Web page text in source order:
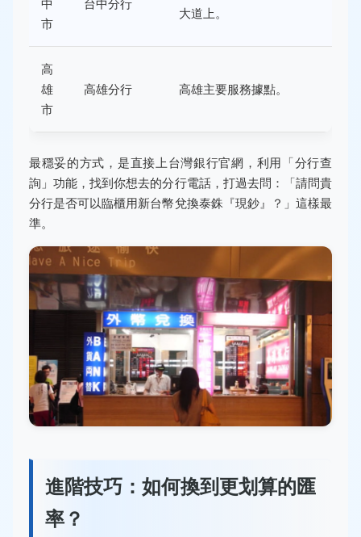
市
大道上。
高
雄
市
高雄分行 高雄主要服務據點。
最穩妥的方式，是直接上台灣銀行官網，利用「分行查
詢」功能，找到你想去的分行電話，打過去問：「請問貴
分行是否可以臨櫃用新台幣兌換泰銖『現鈔』？」這樣最
準。
進階技巧：如何換到更划算的匯
率？